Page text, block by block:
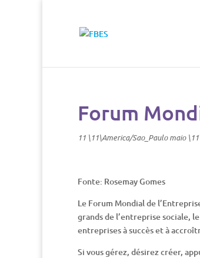
Forum
11 \11\America/Sao_Paulo maio
Fonte: Rosemay Gomes
Le Forum Mondial de
grands de l’entreprise sociale,
entreprises à succès et à
Si vous gérez, désirez créer,